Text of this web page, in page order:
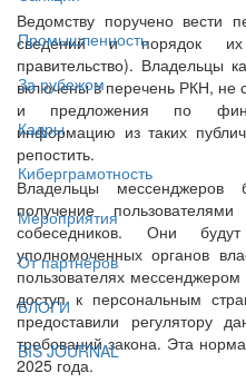
Промышленность
За рубежом
Кадры
Киберграмотность
Мероприятия
От партнёров
БЛОГИ
BIS JOURNAL
Ведомству поручено вести
сведений и порядок их
правительство). Владельцы
включены в перечень РКН, не
и предложения по
информацию из таких
репостить.
Владельцы мессенджеров
получение
собеседников. Они
уполномоченных органов
пользователях мессенджером
доступ к персональным
предоставили регулятору
требований закона. Эта
2025 года.